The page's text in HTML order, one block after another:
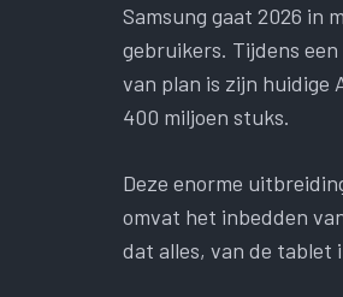
Samsung gaat 2026 in
gebruikers. Tijdens een
van plan is zijn huidige
400 miljoen stuks.
Deze enorme
omvat het inbedden
dat alles, van de tablet